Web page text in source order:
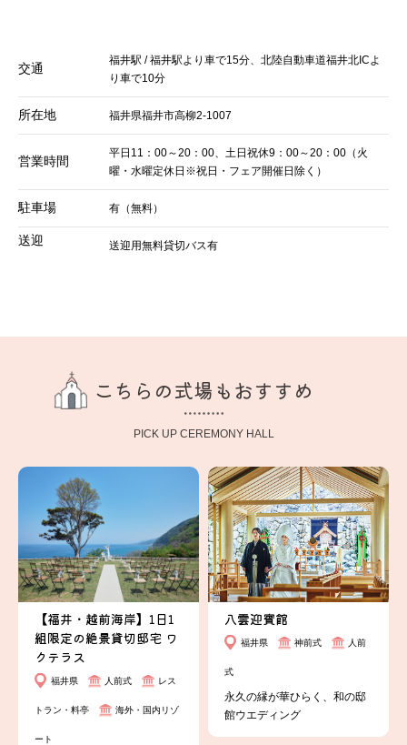
交通
福井駅 / 福井駅より車で15分、北陸自動車道福井北ICよ
り車で10分
所在地 福井県福井市高柳2-1007
営業時間
平日11：00～20：00、土日祝休9：00～20：00（火
曜・水曜定休日※祝日・フェア開催日除く）
駐車場 有（無料）
送迎 送迎用無料貸切バス有
こちらの式場もおすすめ
PICK UP CEREMONY HALL
【福井・越前海岸】1日1
組限定の絶景貸切邸宅 ワ
クテラス
福井県 人前式 レス
トラン・料亭 海外・国内リゾ
ート
八雲迎賓館
福井県 神前式 人前
式
永久の縁が華ひらく、和の邸
館ウエディング